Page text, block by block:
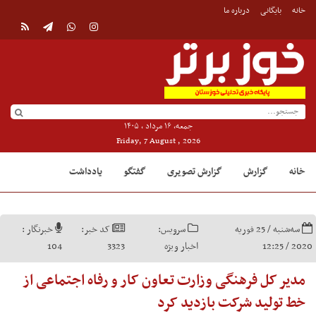
خانه بایگانی درباره ما
جمعه, ۱۶ مرداد , ۱۴۰۵
Friday, 7 August , 2026
خانه گزارش گزارش تصویری گفتگو یادداشت
سه‌شنبه / 25 فوریه
2020 / 12:25
سرویس:
اخبار ویژه
کد خبر:
3323
خبرنگار :
104
مدیر کل فرهنگی وزارت تعاون کار و رفاه اجتماعی از
خط تولید شرکت بازدید کرد